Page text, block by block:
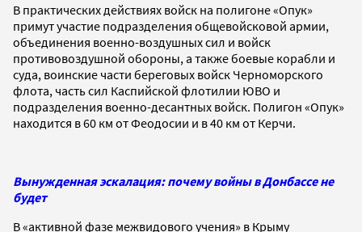
В практических действиях войск на полигоне «Опук»
примут участие подразделения общевойсковой армии,
объединения военно-воздушных сил и войск
противовоздушной обороны, а также боевые корабли и
суда, воинские части береговых войск Черноморского
флота, часть сил Каспийской флотилии ЮВО и
подразделения военно-десантных войск. Полигон «Опук»
находится в 60 км от Феодосии и в 40 км от Керчи.
Вынужденная эскалация: почему войны в Донбассе не
будет
В «активной фазе межвидового учения» в Крыму